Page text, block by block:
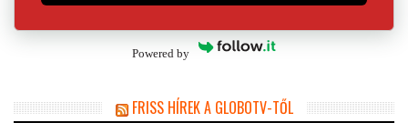
Powered by
FRISS HÍREK A GLOBOTV-TŐL